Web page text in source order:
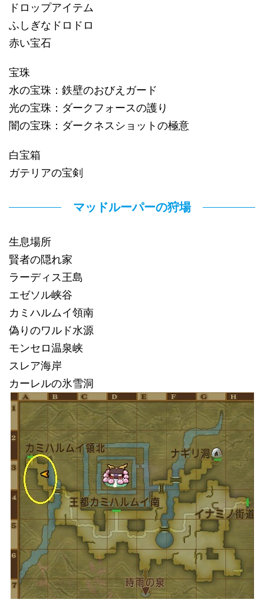
ドロップアイテム
ふしぎなドロドロ
赤い宝石
宝珠
水の宝珠：鉄壁のおびえガード
光の宝珠：ダークフォースの護り
闇の宝珠：ダークネスショットの極意
白宝箱
ガテリアの宝剣
マッドルーパーの狩場
生息場所
賢者の隠れ家
ラーディス王島
エゼソル峡谷
カミハルムイ領南
偽りのワルド水源
モンセロ温泉峡
スレア海岸
カーレルの氷雪洞